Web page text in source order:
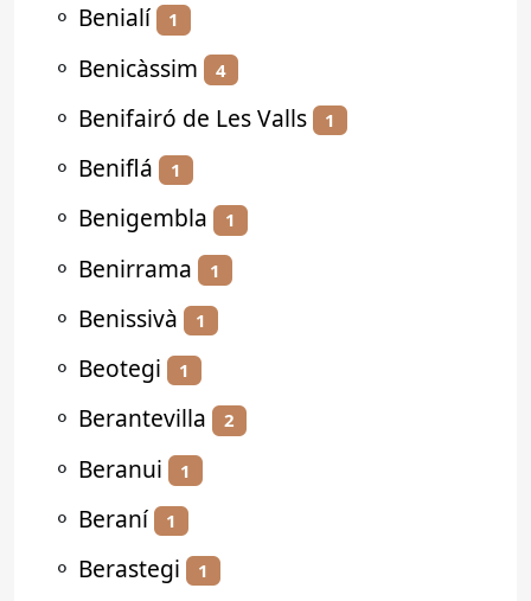
⚬ Benialí 1
⚬ Benicàssim 4
⚬ Benifairó de Les Valls 1
⚬ Beniflá 1
⚬ Benigembla 1
⚬ Benirrama 1
⚬ Benissivà 1
⚬ Beotegi 1
⚬ Berantevilla 2
⚬ Beranui 1
⚬ Beraní 1
⚬ Berastegi 1